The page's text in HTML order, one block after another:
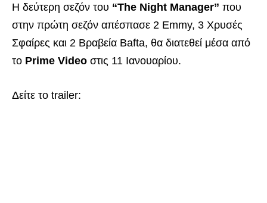
Η δεύτερη σεζόν του “The Night Manager” που
στην πρώτη σεζόν απέσπασε 2 Emmy, 3 Χρυσές
Σφαίρες και 2 Βραβεία Bafta, θα διατεθεί μέσα από
το Prime Video στις 11 Ιανουαρίου.
Δείτε το trailer: